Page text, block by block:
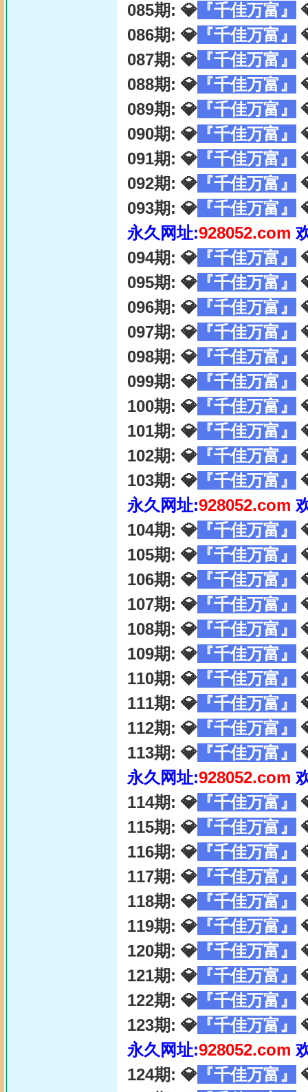
085期: 💎 『千佳万富』
086期: 💎 『千佳万富』
087期: 💎 『千佳万富』
088期: 💎 『千佳万富』
089期: 💎 『千佳万富』
090期: 💎 『千佳万富』
091期: 💎 『千佳万富』
092期: 💎 『千佳万富』
093期: 💎 『千佳万富』
永久网址:928052.com
094期: 💎 『千佳万富』
095期: 💎 『千佳万富』
096期: 💎 『千佳万富』
097期: 💎 『千佳万富』
098期: 💎 『千佳万富』
099期: 💎 『千佳万富』
100期: 💎 『千佳万富』
101期: 💎 『千佳万富』
102期: 💎 『千佳万富』
103期: 💎 『千佳万富』
永久网址:928052.com
104期: 💎 『千佳万富』
105期: 💎 『千佳万富』
106期: 💎 『千佳万富』
107期: 💎 『千佳万富』
108期: 💎 『千佳万富』
109期: 💎 『千佳万富』
110期: 💎 『千佳万富』
111期: 💎 『千佳万富』
112期: 💎 『千佳万富』
113期: 💎 『千佳万富』
永久网址:928052.com
114期: 💎 『千佳万富』
115期: 💎 『千佳万富』
116期: 💎 『千佳万富』
117期: 💎 『千佳万富』
118期: 💎 『千佳万富』
119期: 💎 『千佳万富』
120期: 💎 『千佳万富』
121期: 💎 『千佳万富』
122期: 💎 『千佳万富』
123期: 💎 『千佳万富』
永久网址:928052.com
124期: 💎 『千佳万富』